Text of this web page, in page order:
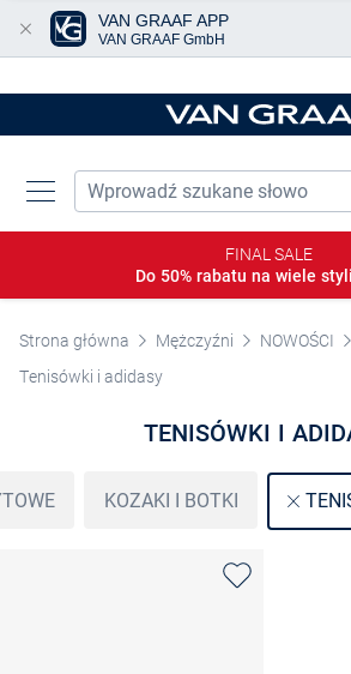
FINAL SALE
Do 50% rabatu na wiele
Strona główna Mężczyźni NOWOŚCI
Tenisówki i adidasy
TENISÓWKI I
KOZAKI I BOTKI
VAN GRAAF APP
VAN GRAAF GmbH